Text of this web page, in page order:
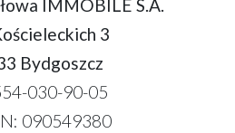
IMMOBILE S.A.
3
Bydgoszcz
030-90-05
090549380